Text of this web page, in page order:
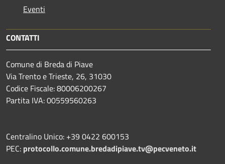
Eventi
CONTATTI
Comune di Breda di Piave
Via Trento e Trieste, 26, 31030
Codice Fiscale: 80006200267
Partita IVA: 00559560263
Centralino Unico: +39 0422 600153
PEC: protocollo.comune.bredadipiave.tv@pecveneto.it